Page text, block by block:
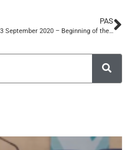
PAS
13 September 2020 – Beginning of the new school year